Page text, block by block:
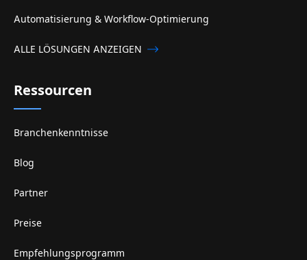
Automatisierung & Workflow-Optimierung
ALLE LÖSUNGEN ANZEIGEN
Ressourcen
Branchenkenntnisse
Blog
Partner
Preise
Empfehlungsprogramm